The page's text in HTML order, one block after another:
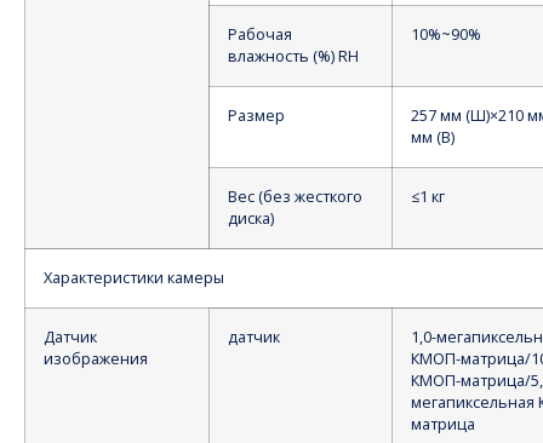
Рабочая
влажность (%) RH
10%~90%
Размер
257 мм (Ш)×210
мм (В)
Вес (без жесткого
диска)
≤1 кг
Характеристики камеры
Датчик
изображения
датчик
1,0-
КМОП-матрица/
КМОП-матрица/
матрица